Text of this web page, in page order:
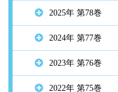
2025年 第78巻
2024年 第77巻
2023年 第76巻
2022年 第75巻